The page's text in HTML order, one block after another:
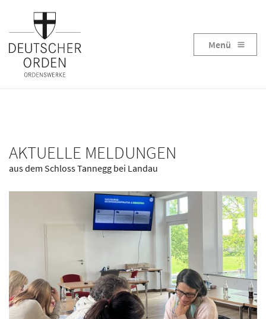
Menü
AKTUELLE MELDUNGEN
aus dem Schloss Tannegg bei Landau